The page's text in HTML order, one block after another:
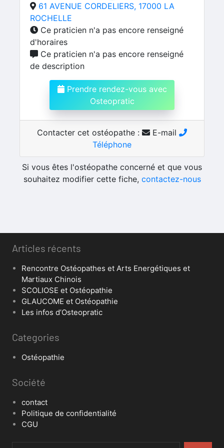
61 AVENUE CORDELIERS, 17000 LA
ROCHELLE
Ce praticien n'a pas encore renseigné
d'horaires
Ce praticien n'a pas encore renseigné
de description
Prendre rendez-vous avec
Osteopratic
Contacter cet ostéopathe :
E-mail
Téléphone
Si vous êtes l'ostéopathe concerné et que vous
souhaitez modifier cette fiche, contactez-nous
Articles récents
Rencontre Ostéopathes et Arts Energétiques et
Martiaux Chinois
SCOLIOSE et Ostéopathie
GLAUCOME et Ostéopathie
Les infos d’Osteopratic
Categories
Ostéopathie
Société
contact
Politique de confidentialité
CGU